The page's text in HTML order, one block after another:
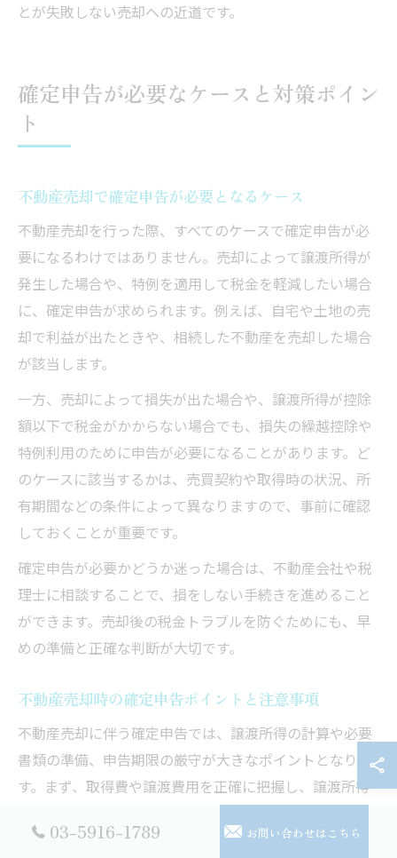
とが失敗しない売却への近道です。
確定申告が必要なケースと対策ポイン
ト
不動産売却で確定申告が必要となるケース
不動産売却を行った際、すべてのケースで確定申告が必
要になるわけではありません。売却によって譲渡所得が
発生した場合や、特例を適用して税金を軽減したい場合
に、確定申告が求められます。例えば、自宅や土地の売
却で利益が出たときや、相続した不動産を売却した場合
が該当します。
一方、売却によって損失が出た場合や、譲渡所得が控除
額以下で税金がかからない場合でも、損失の繰越控除や
特例利用のために申告が必要になることがあります。ど
のケースに該当するかは、売買契約や取得時の状況、所
有期間などの条件によって異なりますので、事前に確認
しておくことが重要です。
確定申告が必要かどうか迷った場合は、不動産会社や税
理士に相談することで、損をしない手続きを進めること
ができます。売却後の税金トラブルを防ぐためにも、早
めの準備と正確な判断が大切です。
不動産売却時の確定申告ポイントと注意事項
不動産売却に伴う確定申告では、譲渡所得の計算や必要
書類の準備、申告期限の厳守が大きなポイントとなりま
す。まず、取得費や譲渡費用を正確に把握し、譲渡所得
は、購入時の契約書やリフォーム費用の領収書など、細
03-5916-1789 お問い合わせはこちら